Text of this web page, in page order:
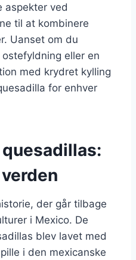
aspekter ved
til at kombinere
Uanset om du
eller en
med krydret kylling
for enhver
der går tilbage
i Mexico. De
blev lavet med
i den mexicanske